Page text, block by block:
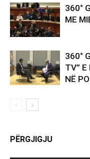
360°
ME
360°
TV” E
NË
PËRGJIGJU